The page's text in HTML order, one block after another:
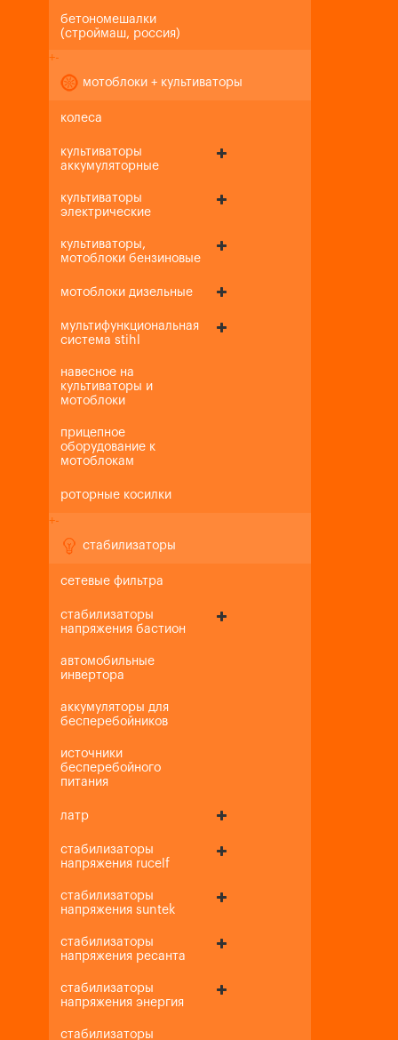
бетономешалки
(строймаш, россия)
+-
мотоблоки + культиваторы
колеса
культиваторы
аккумуляторные
культиваторы
электрические
культиваторы,
мотоблоки бензиновые
мотоблоки дизельные
мультифункциональная
система stihl
навесное на
культиваторы и
мотоблоки
прицепное
оборудование к
мотоблокам
роторные косилки
+-
стабилизаторы
сетевые фильтра
стабилизаторы
напряжения бастион
автомобильные
инвертора
аккумуляторы для
бесперебойников
источники
бесперебойного
питания
латр
стабилизаторы
напряжения rucelf
стабилизаторы
напряжения suntek
стабилизаторы
напряжения ресанта
стабилизаторы
напряжения энергия
стабилизаторы